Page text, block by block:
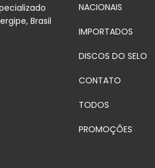
Brasil
NACIONAIS
IMPORTADOS
DISCOS DO SELO
CONTATO
TODOS
PROMOÇÕES